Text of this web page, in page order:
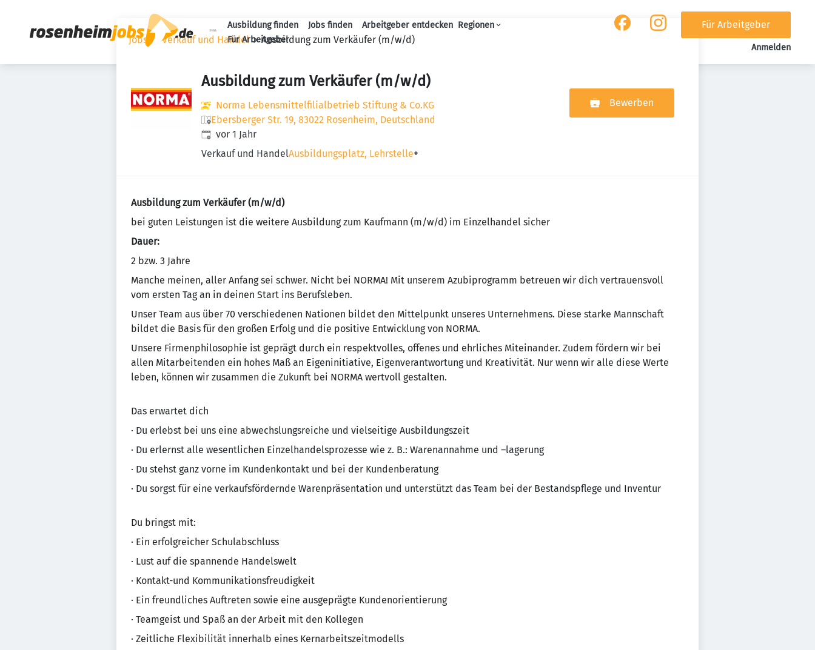
Haupt-Navigation
Ausbildung finden Jobs finden Arbeitgeber entdecken Regionen
Für Arbeitgeber
Für Arbeitgeber
Anmelden
Jobs Verkauf und Handel Ausbildung zum Verkäufer (m/w/d)
Ausbildung zum Verkäufer (m/w/d)
Norma Lebensmittelfilialbetrieb Stiftung & Co.KG
Ebersberger Str. 19, 83022 Rosenheim, Deutschland
Veröffentlicht
vor 1 Jahr
Verkauf und HandelAusbildungsplatz, Lehrstelle+
Bewerben
Ausbildung zum Verkäufer (m/w/d)
bei guten Leistungen ist die weitere Ausbildung zum Kaufmann (m/w/d) im Einzelhandel sicher
Dauer:
2 bzw. 3 Jahre
Manche meinen, aller Anfang sei schwer. Nicht bei NORMA! Mit unserem Azubiprogramm betreuen wir dich vertrauensvoll
vom ersten Tag an in deinen Start ins Berufsleben.
Un­se­r Team aus über 70 ver­schie­de­nen Na­tio­nen bildet den Mit­tel­punkt un­se­res Un­ter­neh­mens. Diese starke Mannschaft
bildet die Basis für den großen Erfolg und die positive Entwicklung von NORMA.
Unsere Firmenphilosophie ist geprägt durch ein re­spekt­vol­les, offenes und ehr­li­ches Mit­ein­an­der. Zudem fördern wir bei
allen Mitarbeitenden ein ho­hes Maß an Eigeninitiative, Eigenverantwortung und Krea­ti­vi­tät. Nur wenn wir alle diese Werte
leben, können wir zusammen die Zukunft bei NORMA wertvoll gestalten.
Das erwartet dich
· Du erlebst bei uns eine abwechslungsreiche und vielseitige Ausbildungszeit
· Du erlernst alle wesentlichen Einzelhandelsprozesse wie z. B.: Warenannahme und –lagerung
· Du stehst ganz vorne im Kundenkontakt und bei der Kundenberatung
· Du sorgst für eine verkaufsfördernde Warenpräsentation und unterstützt das Team bei der Bestandspflege und Inventur
Du bringst mit:
· Ein erfolgreicher Schulabschluss
· Lust auf die spannende Handelswelt
· Kontakt-und Kommunikationsfreudigkeit
· Ein freundliches Auftreten sowie eine ausgeprägte Kundenorientierung
· Teamgeist und Spaß an der Arbeit mit den Kollegen
· Zeitliche Flexibilität innerhalb eines Kernarbeitszeitmodells